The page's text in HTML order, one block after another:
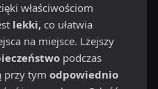
właściwościom
lekki, co ułatwia
na miejsce. Lżejszy
podczas
przy tym odpowiednio